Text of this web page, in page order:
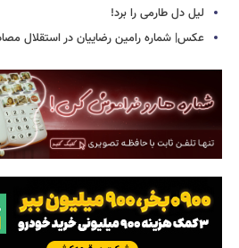
لیل دل طارمی را برد!
عکس| شماره رامین رضاییان در استقلال